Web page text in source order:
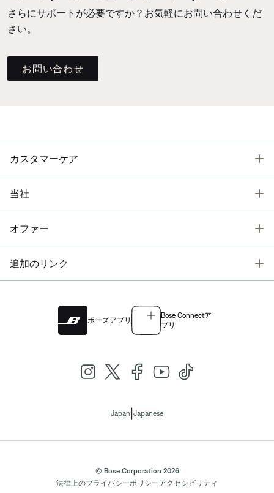
さらにサポートが必要ですか？お気軽にお問い合わせくだ
さい。
お問い合わせ
カスタマーケア
当社
オファー
追加のリンク
ボーズアプリ
Bose Connectア
プリ
Japan Japanese
© Bose Corporation 2026
法律上のプライバシーポリシーアクセシビリティ